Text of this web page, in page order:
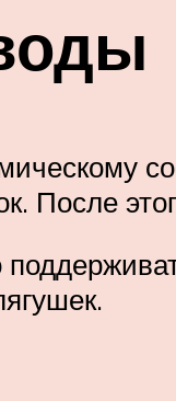
После